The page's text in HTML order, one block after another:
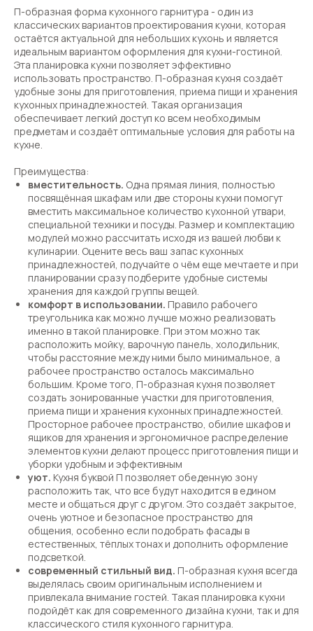
П-образная форма кухонного гарнитура - один из
классических вариантов проектирования кухни, которая
остаётся актуальной для небольших кухонь и является
идеальным вариантом оформления для кухни-гостиной.
Эта планировка кухни позволяет эффективно
использовать пространство. П-образная кухня создаёт
удобные зоны для приготовления, приема пищи и хранения
кухонных принадлежностей. Такая организация
обеспечивает легкий доступ ко всем необходимым
предметам и создаёт оптимальные условия для работы на
кухне.
Преимущества:
вместительность. Одна прямая линия, полностью
посвящённая шкафам или две стороны кухни помогут
вместить максимальное количество кухонной утвари,
специальной техники и посуды. Размер и комплектацию
модулей можно рассчитать исходя из вашей любви к
кулинарии. Оцените весь ваш запас кухонных
принадлежностей, подучайте о чём еще мечтаете и при
планировании сразу подберите удобные системы
хранения для каждой группы вещей.
комфорт в использовании. Правило рабочего
треугольника как можно лучше можно реализовать
именно в такой планировке. При этом можно так
расположить мойку, варочную панель, холодильник,
чтобы расстояние между ними было минимальное, а
рабочее пространство осталось максимально
большим. Кроме того, П-образная кухня позволяет
создать зонированные участки для приготовления,
приема пищи и хранения кухонных принадлежностей.
Просторное рабочее пространство, обилие шкафов и
ящиков для хранения и эргономичное распределение
элементов кухни делают процесс приготовления пищи и
уборки удобным и эффективным
уют. Кухня буквой П позволяет обеденную зону
расположить так, что все будут находится в едином
месте и общаться друг с другом. Это создаёт закрытое,
очень уютное и безопасное пространство для
общения, особенно если подобрать фасады в
естественных, тёплых тонах и дополнить оформление
подсветкой.
современный стильный вид. П-образная кухня всегда
выделялась своим оригинальным исполнением и
привлекала внимание гостей. Такая планировка кухни
подойдёт как для современного дизайна кухни, так и для
классического стиля кухонного гарнитура.